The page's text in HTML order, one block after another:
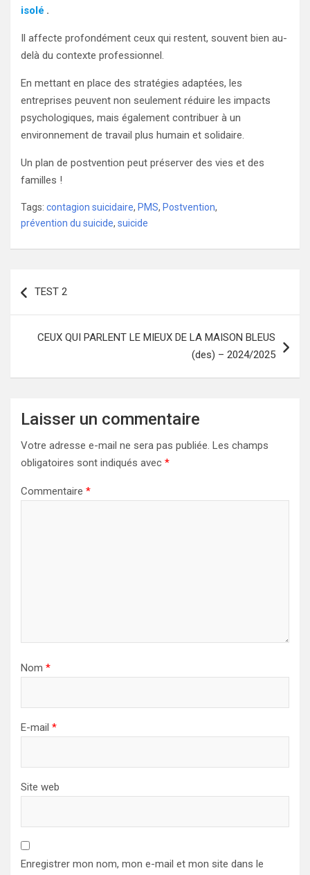
isolé .
Il affecte profondément ceux qui restent, souvent bien au-
delà du contexte professionnel.
En mettant en place des stratégies adaptées, les
entreprises peuvent non seulement réduire les impacts
psychologiques, mais également contribuer à un
environnement de travail plus humain et solidaire.
Un plan de postvention peut préserver des vies et des
familles !
Tags: contagion suicidaire, PMS, Postvention,
prévention du suicide, suicide
de
TEST 2
CEUX QUI PARLENT LE MIEUX DE LA MAISON BLEUS
(des) – 2024/2025
Laisser un commentaire
Votre adresse e-mail ne sera pas publiée. Les champs
obligatoires sont indiqués avec *
Commentaire *
Nom *
E-mail *
Site web
Enregistrer mon nom, mon e-mail et mon site dans le